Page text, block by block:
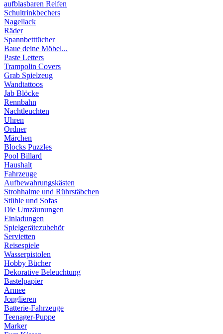
aufblasbaren Reifen
Schultrinkbechers
Nagellack
Räder
Spannbetttücher
Baue deine Möbel...
Paste Letters
Trampolin Covers
Grab Spielzeug
Wandtattoos
Jab Blöcke
Rennbahn
Nachtleuchten
Uhren
Ordner
Märchen
Blocks Puzzles
Pool Billard
Haushalt
Fahrzeuge
Aufbewahrungskästen
Strohhalme und Rührstäbchen
Stühle und Sofas
Die Umzäunungen
Einladungen
Spielgerätezubehör
Servietten
Reisespiele
Wasserpistolen
Hobby Bücher
Dekorative Beleuchtung
Bastelpapier
Armee
Jonglieren
Batterie-Fahrzeuge
Teenager-Puppe
Marker